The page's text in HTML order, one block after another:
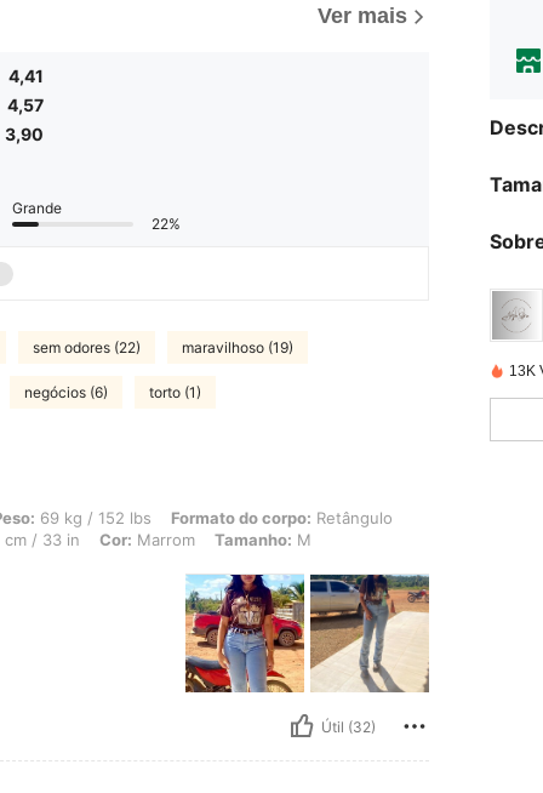
Ver mais
4,41
4,57
3,90
Grande
22%
sem odores (22) maravilhoso (19)
negócios (6) torto (1)
lbs, Formato do corpo: Retângulo, Quadris: 108 cm / 43 in, Cintura: 76 cm
69 kg / 152 lbs Formato do corpo: Retângulo
cm / 33 in Cor: Marrom Tamanho: M
Útil (32)
13K